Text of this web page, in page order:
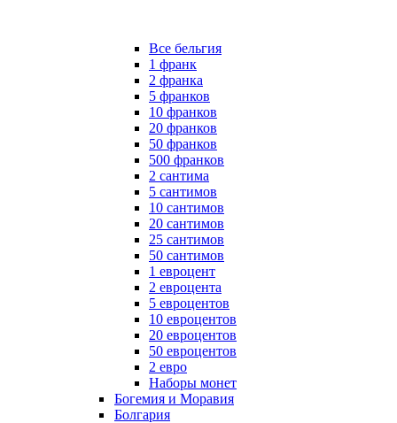
Все бельгия
1 франк
2 франка
5 франков
10 франков
20 франков
50 франков
500 франков
2 сантима
5 сантимов
10 сантимов
20 сантимов
25 сантимов
50 сантимов
1 евроцент
2 евроцента
5 евроцентов
10 евроцентов
20 евроцентов
50 евроцентов
2 евро
Наборы монет
Богемия и Моравия
Болгария